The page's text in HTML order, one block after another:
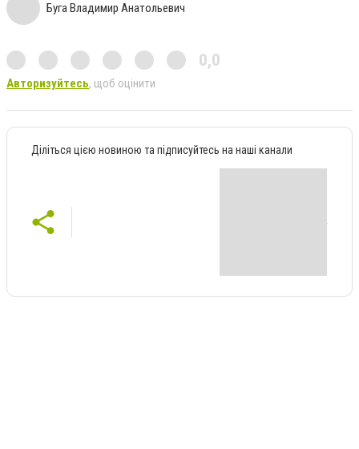
Буга Владимир Анатольевич
0,0
Авторизуйтесь, щоб оцінити
Діліться цією новиною та підписуйтесь на наші канали